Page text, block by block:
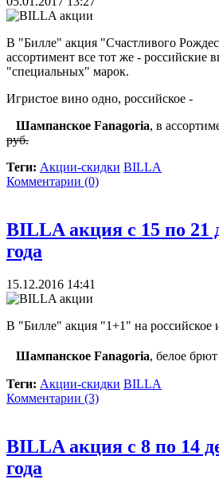
В "Билле" акция "Счастливого
ассортимент все тот же - российские
"специальных" марок.
Игристое вино одно, российское -
Шампанское Fanagoria, в
руб.
Теги: Акции-скидки BILLA
Комментарии (0)
BILLA акция с 15 по 21
года
15.12.2016 14:41
В "Билле" акция "1+1" на российское
Шампанское Fanagoria, белое
Теги: Акции-скидки BILLA
Комментарии (3)
BILLA акция с 8 по 14
года